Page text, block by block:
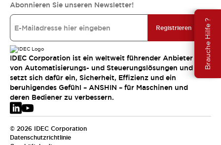
Brauche Hilfe ?
Abonnieren Sie unseren Newsletter!
Registrieren
IDEC Corporation ist ein weltweit führender Anbieter
von Automatisierungs- und Steuerungslösungen und
setzt sich dafür ein, Sicherheit, Effizienz und ein
beruhigendes Gefühl – ANSHIN – für Maschinen und
deren Bediener zu verbessern.
© 2026 IDEC Corporation
Datenschutzrichtlinie